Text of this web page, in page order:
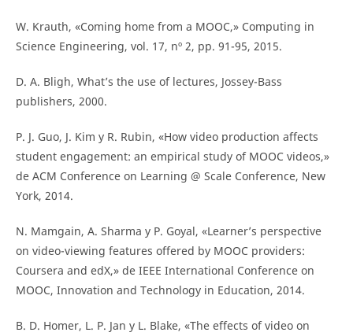
W. Krauth, «Coming home from a MOOC,» Computing in
Science Engineering, vol. 17, nº 2, pp. 91-95, 2015.
D. A. Bligh, What’s the use of lectures, Jossey-Bass
publishers, 2000.
P. J. Guo, J. Kim y R. Rubin, «How video production affects
student engagement: an empirical study of MOOC videos,»
de ACM Conference on Learning @ Scale Conference, New
York, 2014.
N. Mamgain, A. Sharma y P. Goyal, «Learner’s perspective
on video-viewing features offered by MOOC providers:
Coursera and edX,» de IEEE International Conference on
MOOC, Innovation and Technology in Education, 2014.
B. D. Homer, L. P. Jan y L. Blake, «The effects of video on